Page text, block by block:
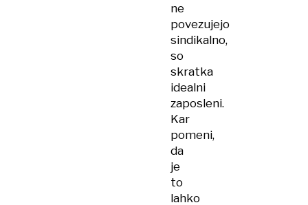
ne
povezujejo
sindikalno,
so
skratka
idealni
zaposleni.
Kar
pomeni,
da
je
to
lahko